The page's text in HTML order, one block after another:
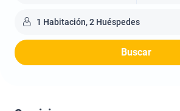
1 Habitación, 2 Huéspedes
Buscar